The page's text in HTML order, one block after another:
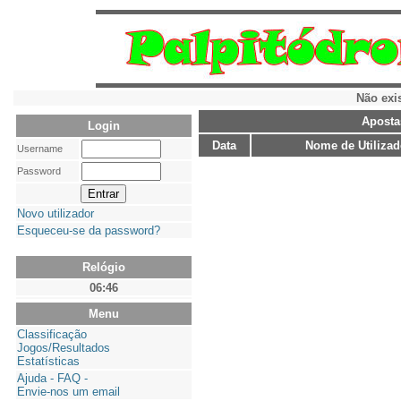
Não
Login
Username
Password
Novo utilizador
Esqueceu-se da password?
Relógio
06:46
Menu
Classificação
Jogos/Resultados
Estatísticas
Ajuda - FAQ -
Envie-nos um email
Data
Nome de